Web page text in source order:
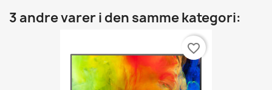
3 andre varer i den samme kategori:
favorite_border